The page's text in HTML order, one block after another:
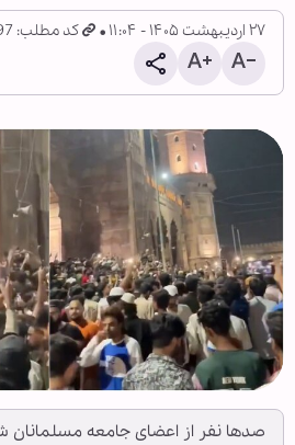
۲۷ اردیبهشت ۱۴۰۵ - ۱۱:۰۴ کد مطلب: 1815197
صدها نفر از اعضای جامعه مسلمانان